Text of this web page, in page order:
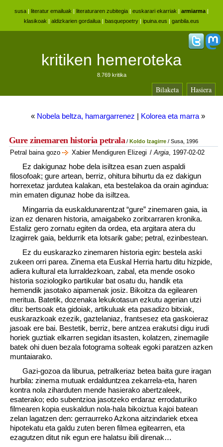
susa | literatur emailuak | literaturaren zubitegia | euskarari ekarriak | armiarma |
klasikoak | aldizkarien gordailua | basquepoetry | ipuina.eus | ganbila.eus
kritiken hemeroteka
8.769 kritika
Bilaketa Hasiera
« Nobela beltza, hamargarrenez | Kolorea eta marra»
Gure zinemaren historia petrala/ Koldo Izagirre / Susa, 1996
Petral baina gozo Xabier Mendiguren Elizegi /Argia, 1997-02-02
Ez dakigunaz hobe dela isiltzea esan zuen aspaldi
filosofoak; gure artean, berriz, ohitura bihurtu da ez dakigun
horrexetaz jardutea kalakan, eta bestelakoa da orain agindua:
min ematen digunaz hobe da isiltzea.
Mingarria da euskaldunarentzat “gure” zinemaren gaia, ia
izan ez denaren historia, amaigabeko zoritxarraren kronika.
Estaliz gero zornatu egiten da ordea, eta argitara atera du
Izagirrek gaia, beldurrik eta lotsarik gabe; petral, ezinbestean.
Ez du euskarazko zinemaren historia egin: bestela aski
zukeen orri parea. Zinema eta Euskal Herria hartu ditu hizpide,
adiera kultural eta lurraldezkoan, zabal, eta mende osoko
historia soziologiko partikular bat osatu du, handik eta
hemendik jasotako aipamenak josiz. Bikoitza da egilearen
meritua. Batetik, dozenaka lekukotasun ezkutu agerian utzi
ditu: bertsoak eta gidoiak, artikuluak eta pasadizo bitxiak,
euskarazkoak ezezik, gaztelaniaz, frantsesez eta gaskoieraz
jasoak ere bai. Bestetik, berriz, bere antzea erakutsi digu irudi
horiek guztiak elkarren segidan itsasten, kolatzen, zinemagile
batek ohi duen bezala fotograma solteak egoki paratzen azken
muntaiarako.
Gazi-gozoa da liburua, petralkeriaz betea baita gure iragan
hurbila: zinema mutuak erdalduntzea zekarrela-eta, haren
kontra nola ziharduten mende hasierako abertzaleek,
esaterako; edo subentzioa jasotzeko erdaraz errodaturiko
filmearen kopia euskaldun nola-hala bikoiztua kajoi batean
zelan lagatzen den: gerraurreko Azkona aitzindariek etxea
hipotekatu eta galdu zuten beren filmea egitearren, eta
ezagutzen ditut nik egun ere halatsu ibili direnak…